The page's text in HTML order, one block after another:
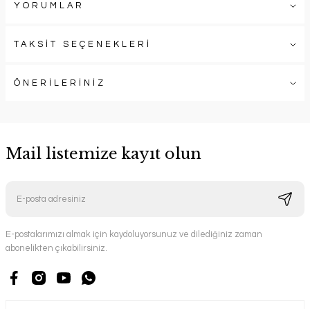
YORUMLAR
TAKSİT SEÇENEKLERİ
ÖNERİLERİNİZ
Mail listemize kayıt olun
E-postalarımızı almak için kaydoluyorsunuz ve dilediğiniz zaman
abonelikten çıkabilirsiniz.